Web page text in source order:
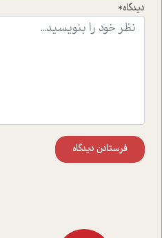
موثرترین راهکارهای استفاده
دیدگاه*
فرستادن دیدگاه